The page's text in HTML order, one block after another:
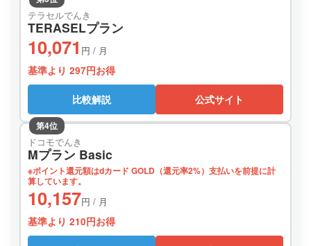
テラセルでんき
TERASELプラン
10,071 円 / 月
基準より 297円お得
比較解説 公式サイト
第4位
ドコモでんき
Mプラン Basic
※ポイント還元額はdカード GOLD（還元率2%）支払いを前提に計
算しています。
10,157円 / 月
基準より 210円お得